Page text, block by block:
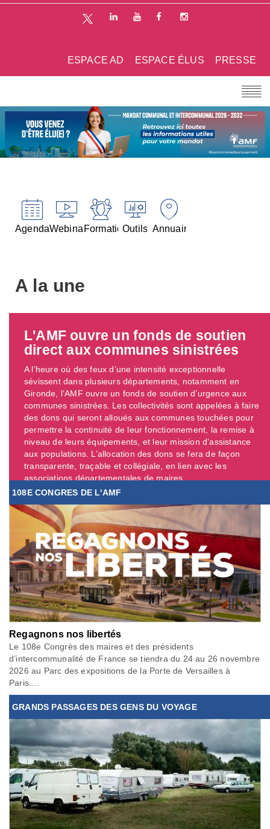
PRESSE
ESPACE ÉLUS
ESPACE AD
AgendaWebinairesFormationsOutils Annuaires
A la une
L'AMF ouvre un fonds de soutien
direct aux communes sinistrées
A l’heure où des feux d’une intensité exceptionnelle
sévissent dans plusieurs départements, notamment en
Gironde, l’AMF ouvre un fonds de soutien d’urgence aux
communes sinistrées. Les collectivités sont appelées à faire
des dons qui seront alloués aux communes touchées pour
permettre la continuité de leur fonctionnement, la remise à
niveau de leurs équipements, et leur mission d’assistance
aux populations. L’allocation des dons se fera de façon
transparente, traçable et collégiale, en lien avec les
associations départementales de maires. ...
108E CONGRES DE L'AMF
Regagnons nos libertés
Le 108e Congrès des maires et des présidents
d’intercommunalité de France se tiendra du 24 au 26 novembre
2026 au Parc des expositions de la Porte de Versailles à
Paris....
GRANDS PASSAGES DES GENS DU VOYAGE